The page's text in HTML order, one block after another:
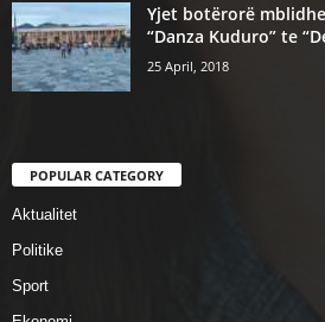
Yjet botërorë
“Danza Kuduro” te
25 April, 2018
POPULAR CATEGORY
Aktualitet
Politike
Sport